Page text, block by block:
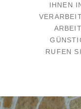
IHNEN
RUFEN